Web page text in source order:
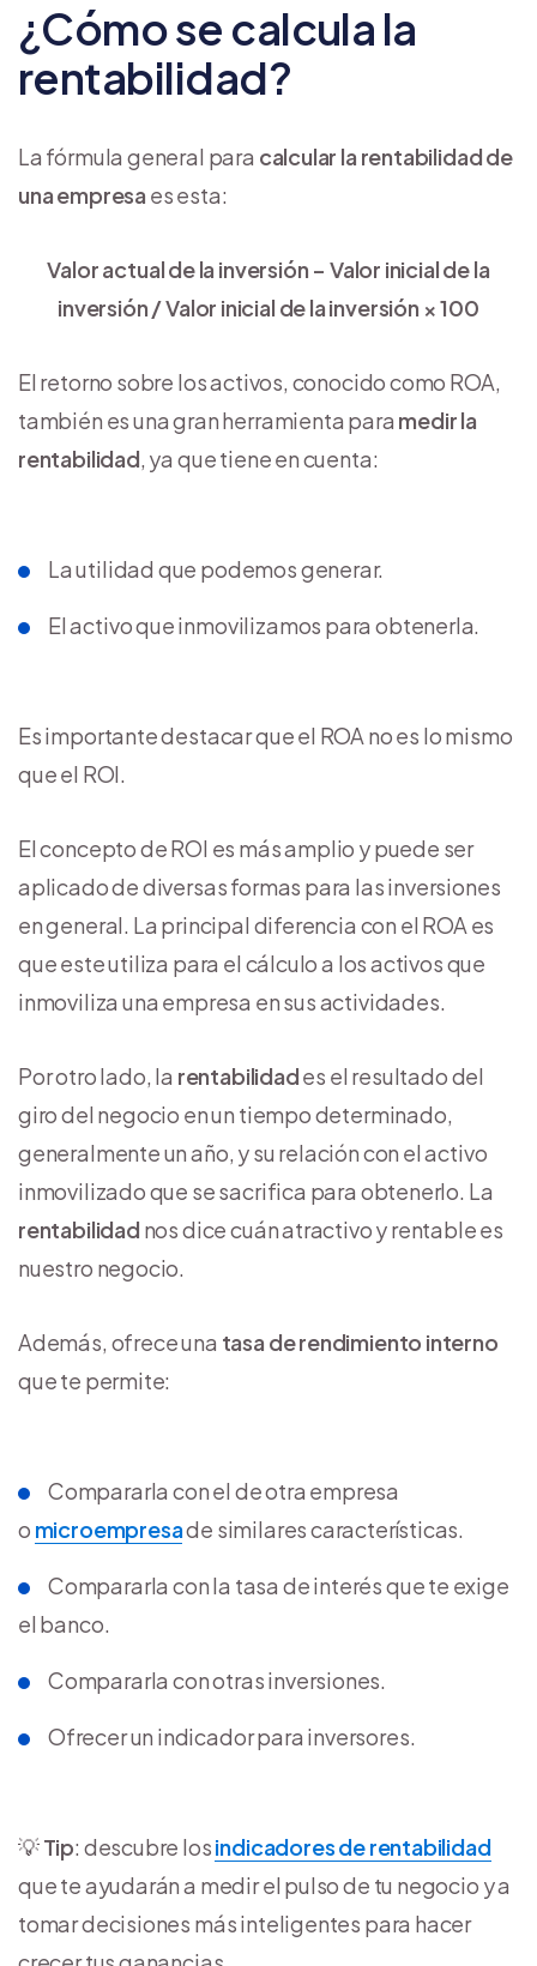
¿Cómo se calcula la
rentabilidad?
La fórmula general para calcular la rentabilidad de
una empresa es esta:
Valor actual de la inversión − Valor inicial de la
inversión / Valor inicial de la inversión × 100
El retorno sobre los activos, conocido como ROA,
también es una gran herramienta para medir la
rentabilidad, ya que tiene en cuenta:
La utilidad que podemos generar.
El activo que inmovilizamos para obtenerla.
Es importante destacar que el ROA no es lo mismo
que el ROI.
El concepto de ROI es más amplio y puede ser
aplicado de diversas formas para las inversiones
en general. La principal diferencia con el ROA es
que este utiliza para el cálculo a los activos que
inmoviliza una empresa en sus actividades.
Por otro lado, la rentabilidades el resultado del
giro del negocio en un tiempo determinado,
generalmente un año, y su relación con el activo
inmovilizado que se sacrifica para obtenerlo. La
rentabilidad nos dice cuán atractivo y rentable es
nuestro negocio.
Además, ofrece una tasa de rendimiento interno
que te permite:
Compararla con el de otra empresa
o microempresade similares características.
Compararla con la tasa de interés que te exige
el banco.
Compararla con otras inversiones.
Ofrecer un indicador para inversores.
💡Tip: descubre losindicadores de rentabilidad
que te ayudarán a medir el pulso de tu negocio y a
tomar decisiones más inteligentes para hacer